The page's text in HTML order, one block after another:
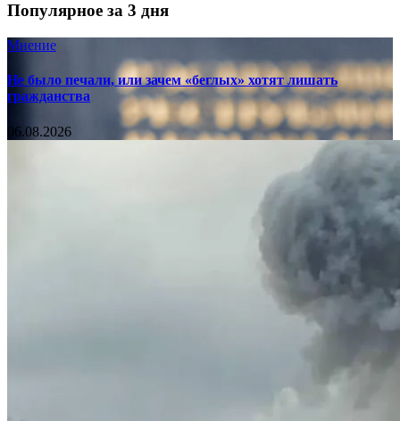
Популярное за 3 дня
Мнение
Не было печали, или зачем «беглых» хотят лишать
гражданства
06.08.2026